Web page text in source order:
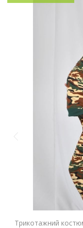
Трикотажний